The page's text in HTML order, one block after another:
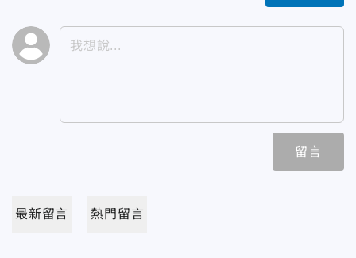
留言
最新留言 熱門留言